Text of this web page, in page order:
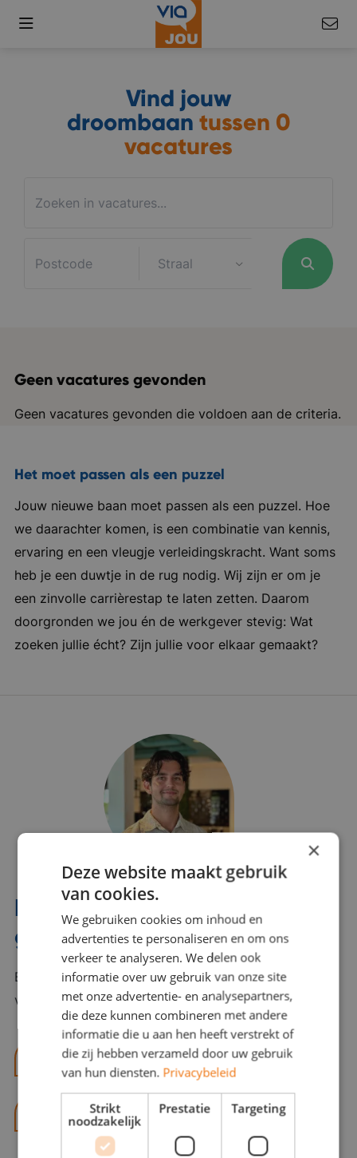
Vind jouw
droombaan tussen 0
vacatures
Geen vacatures gevonden
Geen vacatures gevonden die voldoen aan de criteria.
Het moet passen als een puzzel
Jouw nieuwe baan moet passen als een puzzel. Hoe
we daarachter komen, is een combinatie van kennis,
ervaring en een vleugje verleidingskracht. Want soms
heb je een duwtje in de rug nodig. Wij zijn er om je
een zinvolle carrièrestap te laten zetten. Daarom
doorgronden we jou én de werkgever stevig: Wat
zoeken jullie écht? Zijn jullie voor elkaar gemaakt?
Interesse? Benno helpt je
graag verder!
Bel of mail Benno met al jouw vragen. Benno staat
voor je klaar en helpt je graag!
benno@viajou.nl
06 13 28 62 71
×
Deze website maakt gebruik
van cookies.
We gebruiken cookies om inhoud en
advertenties te personaliseren en om ons
verkeer te analyseren. We delen ook
informatie over uw gebruik van onze site
met onze advertentie- en analysepartners,
die deze kunnen combineren met andere
informatie die u aan hen heeft verstrekt of
die zij hebben verzameld door uw gebruik
van hun diensten. Privacybeleid
Strikt
noodzakelijk
Prestatie Targeting